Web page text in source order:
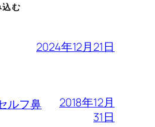
む
2024年12月21日
ルフ鼻
2018年12月
31日